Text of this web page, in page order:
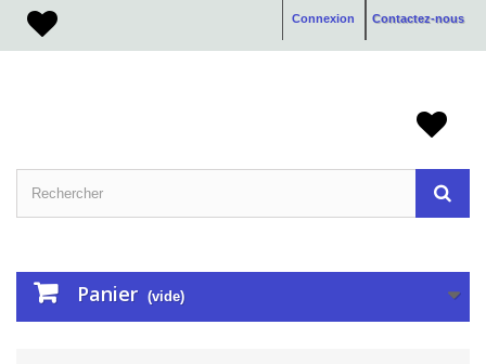
Contactez-nous
Connexion
Panier (vide)